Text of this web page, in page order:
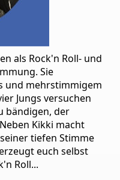
als Rock'n Roll- und
Sie
und mehrstimmigem
Jungs versuchen
bändigen, der
Kikki macht
tiefen Stimme
euch selbst
Roll...